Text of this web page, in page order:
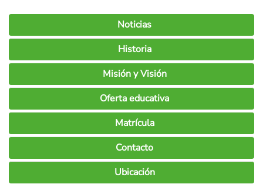
Noticias
Historia
Misión y Visión
Oferta educativa
Matrícula
Contacto
Ubicación